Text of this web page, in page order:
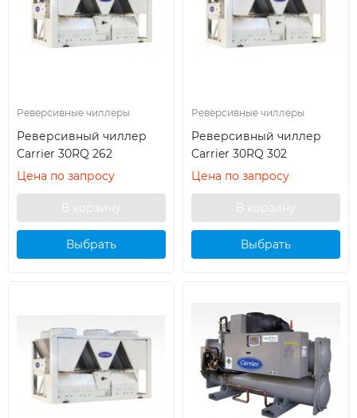
Реверсивные чиллеры
Реверсивный чиллер
Carrier 30RQ 262
Цена по запросу
Выбрать
Реверсивные чиллеры
Реверсивный чиллер
Carrier 30RQ 302
Цена по запросу
Выбрать